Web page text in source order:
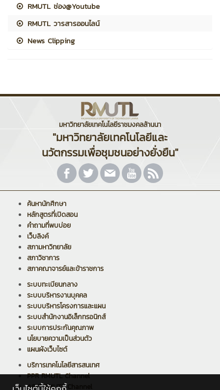
RMUTL ช่อง@Youtube
RMUTL วารสารออนไลน์
News Clipping
มหาวิทยาลัยเทคโนโลยีราชมงคลล้านนา
"มหาวิทยาลัยเทคโนโลยีและ
นวัตกรรมเพื่อชุมชนอย่างยั่งยืน"
ค้นหานักศึกษา
หลักสูตรที่เปิดสอน
คำถามที่พบบ่อย
เว็บลิงค์
สภามหาวิทยาลัย
สภาวิชาการ
สภาคณาจารย์และข้าราชการ
ระบบทะเบียนกลาง
ระบบบริหารงานบุคคล
ระบบบริหารโครงการและแผน
ระบบสำนักงานอิเล็กทรอนิกส์
ระบบการประกันคุณภาพ
นโยบายความเป็นส่วนตัว
แผนผังเว็บไซต์
บริการเทคโนโลยีสารสนเทศ
PPR RMUTL Channel
ARIT RMUTL Channel